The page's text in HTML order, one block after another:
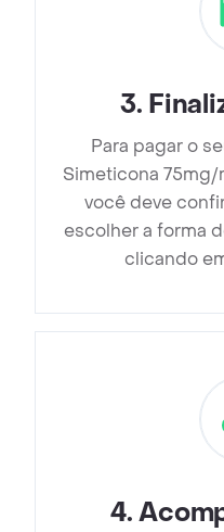
3.
Para pagar o
Simeticona 75mg/
você deve
escolher a forma
clicando
4.